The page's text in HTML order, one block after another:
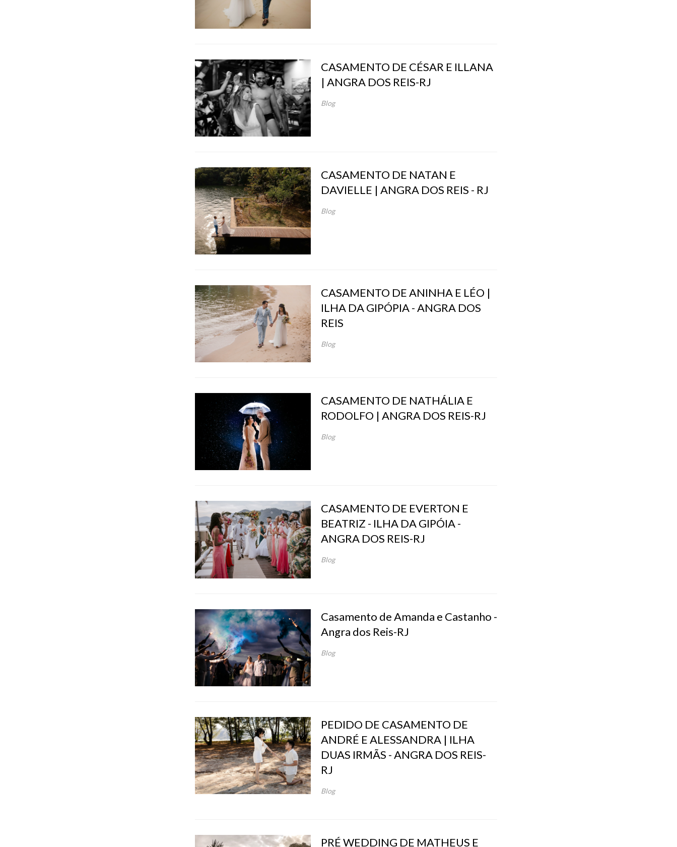
CASAMENTO DE CÉSAR E ILLANA
| ANGRA DOS REIS-RJ
Blog
CASAMENTO DE NATAN E
DAVIELLE | ANGRA DOS REIS - RJ
Blog
CASAMENTO DE ANINHA E LÉO |
ILHA DA GIPÓPIA - ANGRA DOS
REIS
Blog
CASAMENTO DE NATHÁLIA E
RODOLFO | ANGRA DOS REIS-RJ
Blog
CASAMENTO DE EVERTON E
BEATRIZ - ILHA DA GIPÓIA -
ANGRA DOS REIS-RJ
Blog
Casamento de Amanda e Castanho -
Angra dos Reis-RJ
Blog
PEDIDO DE CASAMENTO DE
ANDRÉ E ALESSANDRA | ILHA
DUAS IRMÃS - ANGRA DOS REIS-
RJ
Blog
PRÉ WEDDING DE MATHEUS E